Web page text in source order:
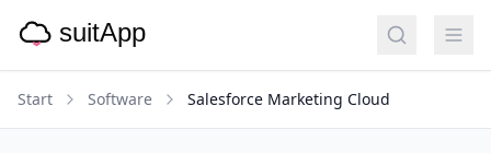
Start Software Salesforce Marketing Cloud